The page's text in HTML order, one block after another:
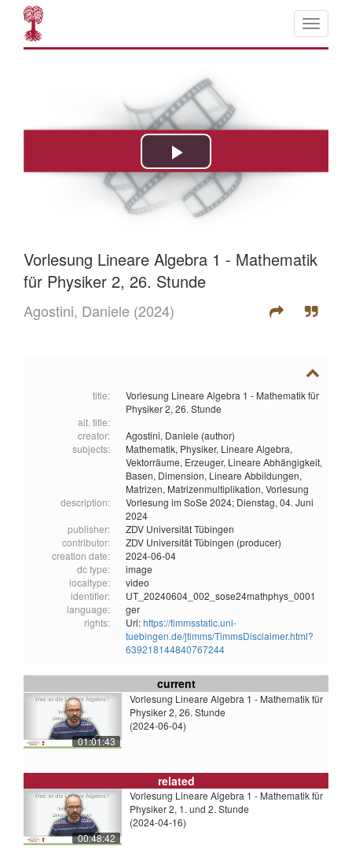
Vorlesung Lineare Algebra 1 - Mathematik
für Physiker 2, 26. Stunde
Agostini, Daniele (2024)
title:
Vorlesung Lineare Algebra 1 - Mathematik für
Physiker 2, 26. Stunde
alt. title:
creator:
Agostini, Daniele (author)
subjects:
Mathematik, Physiker, Lineare Algebra,
Vektorräume, Erzeuger, Lineare Abhängigkeit,
Basen, Dimension, Lineare Abbildungen,
Matrizen, Matrizenmultiplikation, Vorlesung
description:
Vorlesung im SoSe 2024; Dienstag, 04. Juni
2024
publisher:
ZDV Universität Tübingen
contributor:
ZDV Universität Tübingen (producer)
creation date:
2024-06-04
dc type:
image
localtype:
video
identifier:
UT_20240604_002_sose24mathphys_0001
language:
ger
rights:
Url:https://timmsstatic.uni-
tuebingen.de/jtimms/TimmsDisclaimer.html?
639218144840767244
current
01:01:43
Vorlesung Lineare Algebra 1 - Mathematik für
Physiker 2, 26. Stunde
(2024-06-04)
related
00:48:42
Vorlesung Lineare Algebra 1 - Mathematik für
Physiker 2, 1. und 2. Stunde
(2024-04-16)